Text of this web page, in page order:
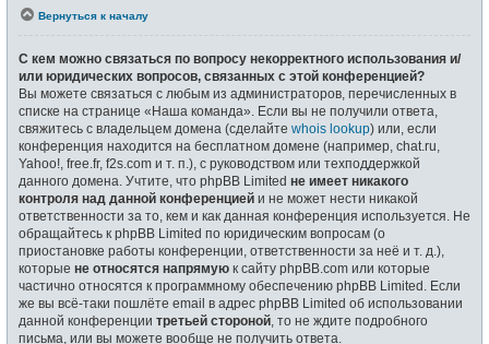
Вернуться к началу
С кем можно связаться по вопросу некорректного использования и/
или юридических вопросов, связанных с этой конференцией?
Вы можете связаться с любым из администраторов, перечисленных в
списке на странице «Наша команда». Если вы не получили ответа,
свяжитесь с владельцем домена (сделайте whois lookup) или, если
конференция находится на бесплатном домене (например, chat.ru,
Yahoo!, free.fr, f2s.com и т. п.), с руководством или техподдержкой
данного домена. Учтите, что phpBB Limited не имеет никакого
контроля над данной конференцией и не может нести никакой
ответственности за то, кем и как данная конференция используется. Не
обращайтесь к phpBB Limited по юридическим вопросам (о
приостановке работы конференции, ответственности за неё и т. д.),
которые не относятся напрямую к сайту phpBB.com или которые
частично относятся к программному обеспечению phpBB Limited. Если
же вы всё-таки пошлёте email в адрес phpBB Limited об использовании
данной конференции третьей стороной , то не ждите подробного
письма, или вы можете вообще не получить ответа.